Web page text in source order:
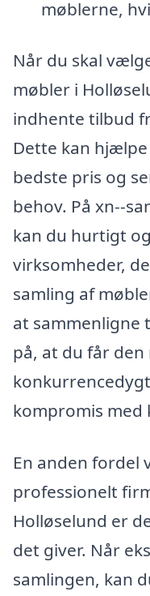
møblerne,
Når du skal
møbler i
indhente tilbud
Dette kan
bedste pris og
behov. På xn--
kan du hurtigt
virksomheder,
samling af
at sammenligne
på, at du får den
kompromis med
En anden fordel
professionelt
Holløselund er
det giver. Når
samlingen, kan